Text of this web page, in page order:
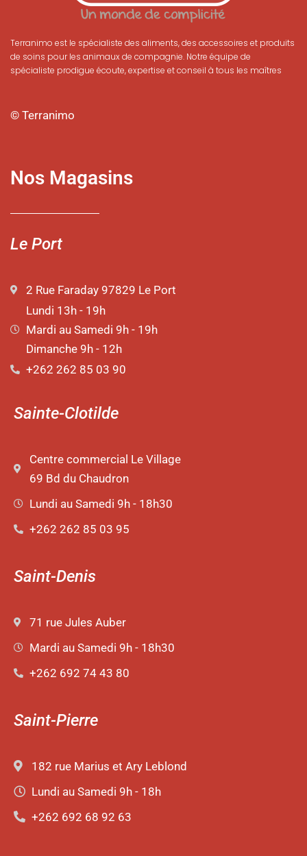
Terranimo est le spécialiste des aliments, des accessoires et produits
de soins pour les animaux de compagnie. Notre équipe de
spécialiste prodigue écoute, expertise et conseil à tous les maîtres
© Terranimo
Nos Magasins
Le Port
2 Rue Faraday 97829 Le Port
Lundi 13h - 19h
Mardi au Samedi 9h - 19h
Dimanche 9h - 12h
+262 262 85 03 90
Sainte-Clotilde
Centre commercial Le Village
69 Bd du Chaudron
Lundi au Samedi 9h - 18h30
+262 262 85 03 95
Saint-Denis
71 rue Jules Auber
Mardi au Samedi 9h - 18h30
+262 692 74 43 80
Saint-Pierre
182 rue Marius et Ary Leblond
Lundi au Samedi 9h - 18h
+262 692 68 92 63